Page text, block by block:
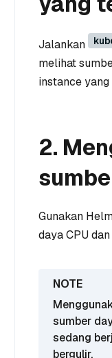
Jalankan
melihat
instance
2.
Gunakan
daya CPU
sumber
sedang
bergulir.